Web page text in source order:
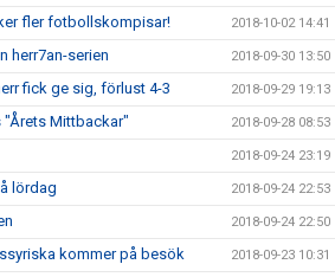
fler fotbollskompisar! 2018-10-02 14:41
herr7an-serien 2018-09-30 13:50
fick ge sig, förlust 4-3 2018-09-29 19:13
"Årets Mittbackar" 2018-09-28 08:53
2018-09-24 23:19
lördag 2018-09-24 22:53
2018-09-24 22:50
kommer på besök 2018-09-23 10:31